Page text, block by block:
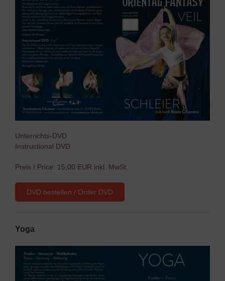
Unterrichts-DVD
Instructional DVD
Preis / Price: 15,00 EUR inkl. MwSt
DVD bestellen / Order DVD
Yoga